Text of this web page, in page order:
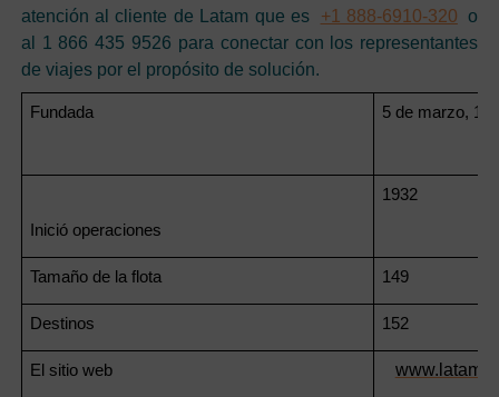
atención al cliente de Latam que es
+1 888-6910-320 o
al 1 866 435 9526 para conectar con los representantes
de viajes por el propósito de solución.
Fundada 5 de marzo,
Inició operaciones
1932
Tamaño de la flota 149
Destinos 152
El sitio web